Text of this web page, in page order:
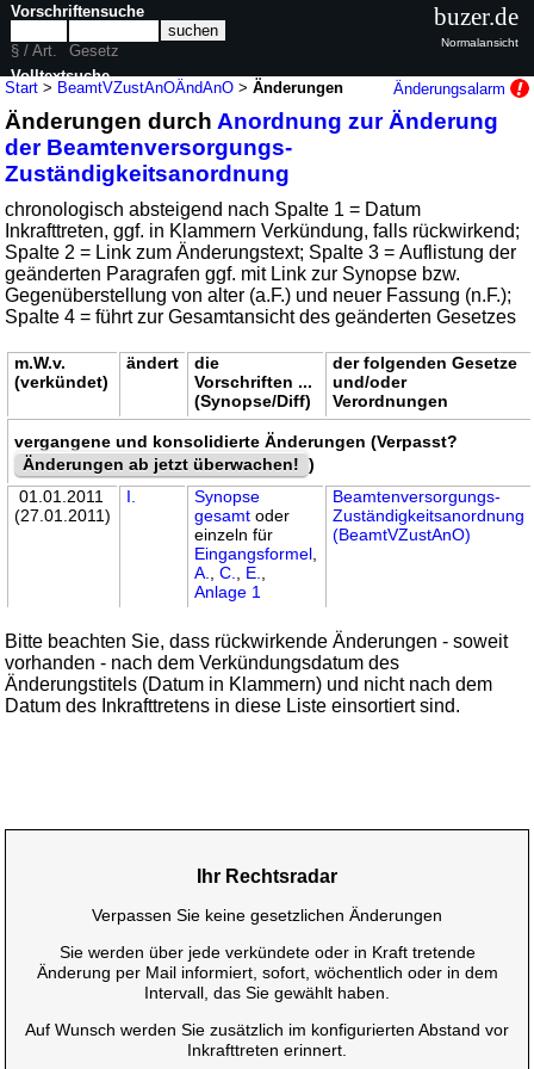
Start > BeamtVZustAnOÄndAnO >Änderungen Änderungsalarm
Änderungen durch Anordnung zur Änderung
der Beamtenversorgungs-
Zuständigkeitsanordnung
chronologisch absteigend nach Spalte 1 = Datum
Inkrafttreten, ggf. in Klammern Verkündung, falls rückwirkend;
Spalte 2 = Link zum Änderungstext; Spalte 3 = Auflistung der
geänderten Paragrafen ggf. mit Link zur Synopse bzw.
Gegenüberstellung von alter (a.F.) und neuer Fassung (n.F.);
Spalte 4 = führt zur Gesamtansicht des geänderten Gesetzes
m.W.v.
(verkündet)
ändert
die
Vorschriften ...
(Synopse/Diff)
der folgenden Gesetze
und/oder
Verordnungen
vergangene und konsolidierte Änderungen (Verpasst?
Änderungen ab jetzt überwachen! )
01.01.2011
(27.01.2011)
I.
Synopse
gesamt oder
einzeln für
Eingangsformel
A.
,C. E.
Anlage 1
Beamtenversorgungs-
Zuständigkeitsanordnung
(BeamtVZustAnO)
Bitte beachten Sie, dass rückwirkende Änderungen - soweit
vorhanden - nach dem Verkündungsdatum des
Änderungstitels (Datum in Klammern) und nicht nach dem
Datum des Inkrafttretens in diese Liste einsortiert sind.
Vorschriftensuche
§ / Art.
Gesetz
Volltextsuche
nur in BeamtVZustAnOÄndAnO
buzer.de
Normalansicht
Ihr Rechtsradar
Verpassen Sie keine gesetzlichen Änderungen
Sie werden über jede verkündete oder in Kraft tretende
Änderung per Mail informiert, sofort, wöchentlich oder in dem
Intervall, das Sie gewählt haben.
Auf Wunsch werden Sie zusätzlich im konfigurierten Abstand vor
Inkrafttreten erinnert.